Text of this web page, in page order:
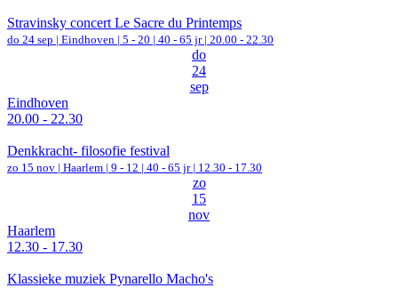
Stravinsky concert Le Sacre du Printemps
do 24 sep | Eindhoven | 5 - 20 | 40 - 65 jr | 20.00 - 22.30
do
24
sep
Eindhoven
20.00 - 22.30
Denkkracht- filosofie festival
zo 15 nov | Haarlem | 9 - 12 | 40 - 65 jr | 12.30 - 17.30
zo
15
nov
Haarlem
12.30 - 17.30
Klassieke muziek Pynarello Macho's